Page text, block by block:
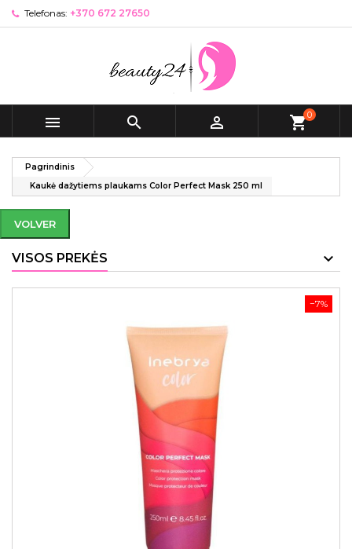
Telefonas: +370 672 27650
   shopping_cart0
Pagrindinis
Kaukė dažytiems plaukams Color Perfect Mask 250 ml
VOLVER
VISOS PREKĖS
−7%